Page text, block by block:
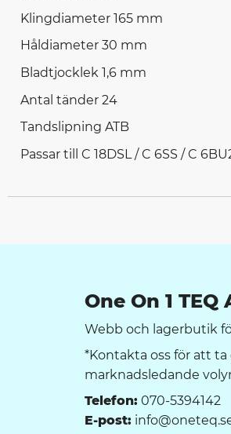
Klingdiameter 165 mm
Håldiameter 30 mm
Bladtjocklek 1,6 mm
Antal tänder 24
Tandslipning ATB
Passar till C 18DSL / C 6SS / C
One On 1 TEQ
Webb och lagerbutik
*Kontakta oss för att ta
marknadsledande
Telefon: 070-5394142
E-post: